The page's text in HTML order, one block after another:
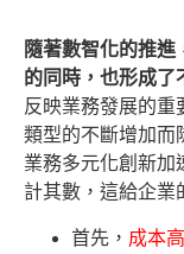
隨著數智化的推
的同時，也形成了
反映業務發展的重
類型的不斷增加而
業務多元化創新加
計其數，這給企業
首先， 成本高